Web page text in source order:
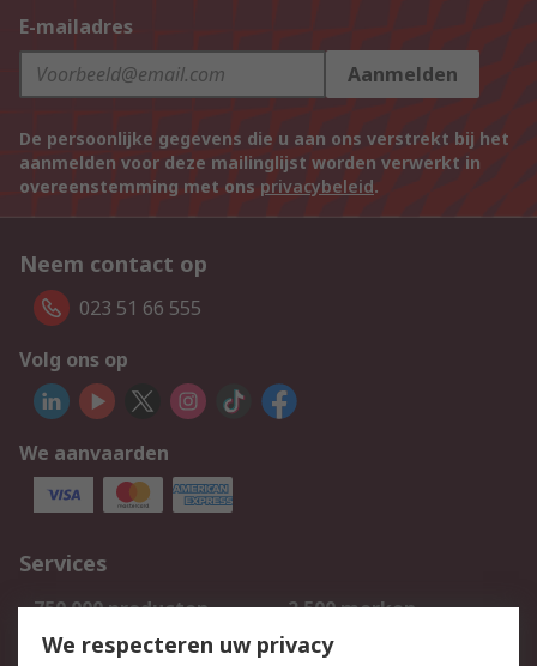
E-mailadres
Aanmelden
De persoonlijke gegevens die u aan ons verstrekt bij het
aanmelden voor deze mailinglijst worden verwerkt in
overeenstemming met ons privacybeleid.
Neem contact op
023 51 66 555
Volg ons op
We aanvaarden
Services
750.000 producten
2.500 merken
Bestellen
Inkoopoplossingen
We respecteren uw privacy